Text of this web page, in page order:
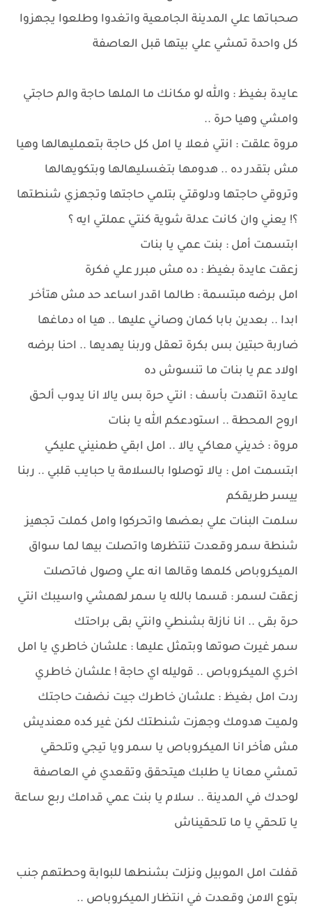
صحباتها علي المدينة الجامعية واتغدوا وطلعوا يجهزوا
كل واحدة تمشي علي بيتها قبل العاصفة
عايدة بغيظ : والله لو مكانك ما الملها حاجة والم حاجتي
وامشي وهيا حرة ..
مروة علقت : انتي فعلا يا امل كل حاجة بتعمليهالها وهيا
مش بتقدر ده .. هدومها بتغسليهالها وبتكويهالها
وتروقي حاجتها ودلوقتي بتلمي حاجتها وتجهزي شنطتها
؟! يعني وان كانت عدلة شوية كنتي عملتي ايه ؟
ابتسمت أمل : بنت عمي يا بنات
زعقت عايدة بغيظ : ده مش مبرر علي فكرة
امل برضه مبتسمة : طالما اقدر اساعد حد مش هتأخر
ابدا .. بعدين بابا كمان وصاني عليها .. هيا اه دماغها
ضاربة حبتين بس بكرة تعقل وربنا يهديها .. احنا برضه
اولاد عم يا بنات ما تنسوش ده
عايدة اتنهدت بأسف : انتي حرة بس يالا انا يدوب ألحق
اروح المحطة .. استودعكم الله يا بنات
مروة : خديني معاكي يالا .. امل ابقي طمنيني عليكي
ابتسمت امل : يالا توصلوا بالسلامة يا حبايب قلبي .. ربنا
ييسر طريقكم
سلمت البنات علي بعضها واتحركوا وامل كملت تجهيز
شنطة سمر وقعدت تنتظرها واتصلت بيها لما سواق
الميكروباص كلمها وقالها انه علي وصول فاتصلت
زعقت لسمر : قسما بالله يا سمر لهمشي واسيبك انتي
حرة بقى .. انا نازلة بشنطي وانتي بقى براحتك
سمر غيرت صوتها وبتمثل عليها : علشان خاطري يا امل
اخري الميكروباص .. قوليله اي حاجة ! علشان خاطري
ردت امل بغيظ : علشان خاطرك جيت نضفت حاجتك
ولميت هدومك وجهزت شنطتك لكن غير كده معنديش
مش هأخر انا الميكروباص يا سمر ويا تيجي وتلحقي
تمشي معانا يا طلبك هيتحقق وتقعدي في العاصفة
لوحدك في المدينة .. سلام يا بنت عمي قدامك ربع ساعة
يا تلحقي يا ما تلحقيناش
قفلت امل الموبيل ونزلت بشنطها للبوابة وحطتهم جنب
بتوع الامن وقعدت في انتظار الميكروباص ..